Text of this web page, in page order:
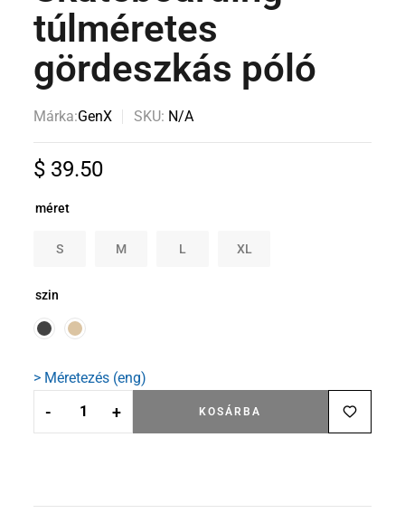
túlméretes
gördeszkás póló
Márka:GenX SKU: N/A
$ 39.50
méret
S M L XL
szin
> Méretezés (eng)
- + KOSÁRBA